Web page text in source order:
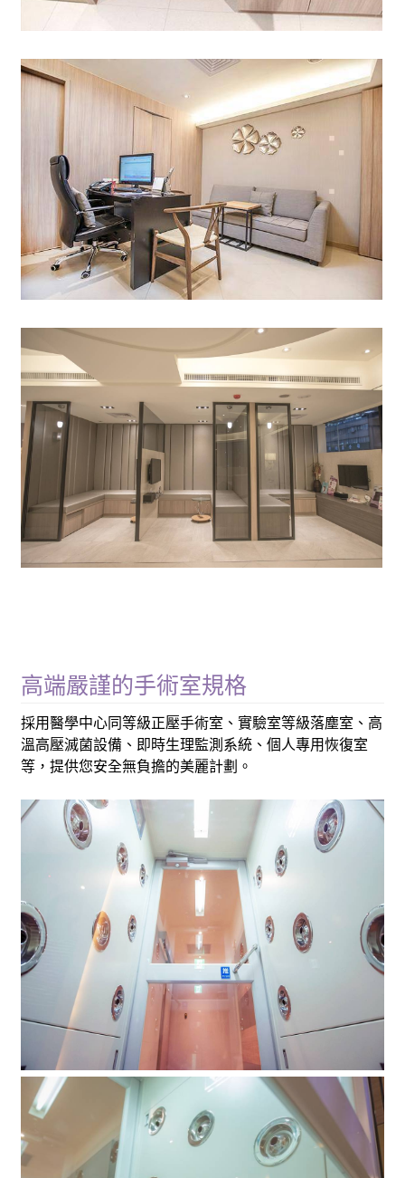
高端嚴謹的手術室規格
採用醫學中心同等級正壓手術室、實驗室等級落塵室、高
溫高壓滅菌設備、即時生理監測系統、個人專用恢復室
等，提供您安全無負擔的美麗計劃。